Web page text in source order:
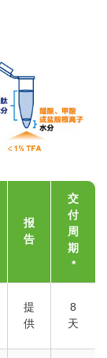
报
告
交
付
周
期
*
提
供
8
天